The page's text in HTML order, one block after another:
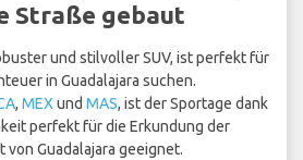
Straße gebaut
und stilvoller SUV, ist perfekt für
in Guadalajara suchen.
, MEX und MAS, ist der Sportage dank
perfekt für die Erkundung der
Guadalajara geeignet.